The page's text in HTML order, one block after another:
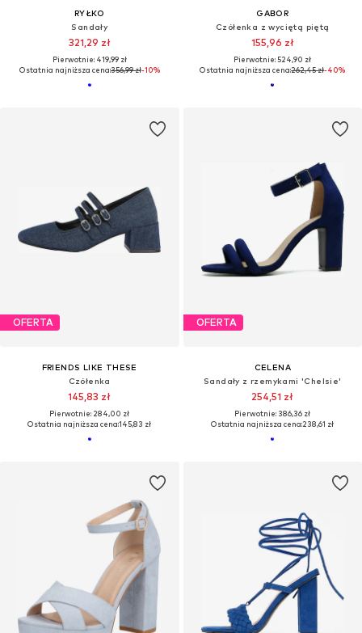
RYŁKO
Sandały
321,29 zł
Pierwotnie: 419,99 zł
Ostatnia najniższa cena:356,99 zł-10%
GABOR
Czółenka z wyciętą piętą
155,96 zł
Pierwotnie: 524,90 zł
Ostatnia najniższa cena:262,45 zł-40%
OFERTA
FRIENDS LIKE THESE
Czółenka
145,83 zł
Pierwotnie: 284,00 zł
Ostatnia najniższa cena:145,83 zł
OFERTA
CELENA
Sandały z rzemykami 'Chelsie'
254,51 zł
Pierwotnie: 386,36 zł
Ostatnia najniższa cena:238,61 zł